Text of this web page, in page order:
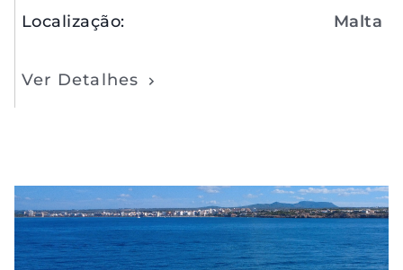
Localização: Malta
Ver Detalhes